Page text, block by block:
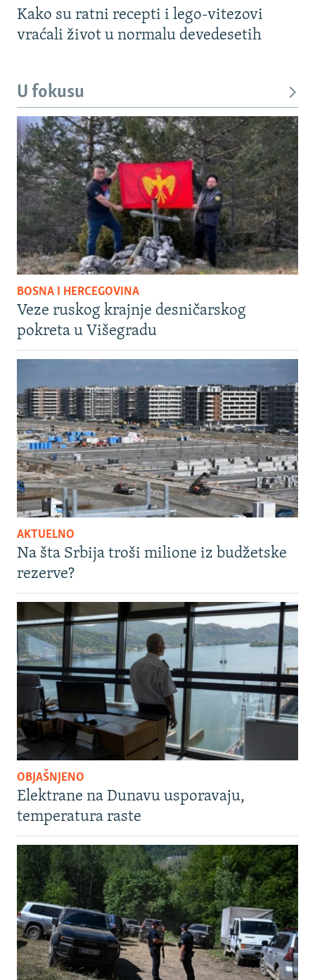
Kako su ratni recepti i lego-vitezovi
vraćali život u normalu devedesetih
U fokusu
BOSNA I HERCEGOVINA
Veze ruskog krajnje desničarskog
pokreta u Višegradu
AKTUELNO
Na šta Srbija troši milione iz budžetske
rezerve?
OBJAŠNJENO
Elektrane na Dunavu usporavaju,
temperatura raste